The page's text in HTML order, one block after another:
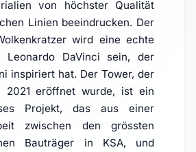
von höchster Qualität
Linien beeindrucken. Der
wird eine echte
Leonardo DaVinci sein, der
inspiriert hat. Der Tower, der
2021 eröffnet wurde, ist ein
Projekt, das aus einer
zwischen den grössten
Bauträger in KSA, und